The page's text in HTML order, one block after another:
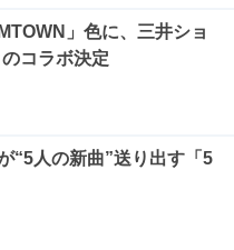
」色に、三井ショ
コラボ決定
“5人の新曲”送り出す「5